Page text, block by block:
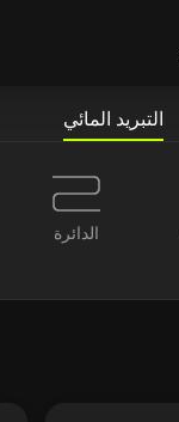
التبريد المائي
الدائرة